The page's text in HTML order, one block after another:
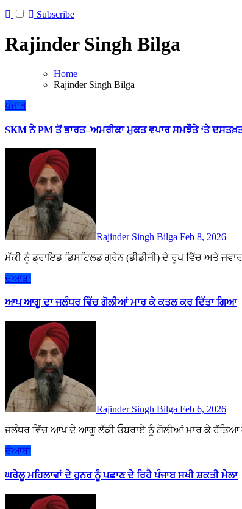
Subscribe
Rajinder Singh Bilga
Home
Rajinder Singh Bilga
ਪੰਜਾਬ
SKM ਨੇ PM ਤੋਂ ਭਾਰਤ–ਅਮਰੀਕਾ ਮੁਕਤ ਵਪਾਰ ਸਮਝੌਤੇ ‘ਤੇ
Rajinder Singh Bilga Feb 8, 2026
ਮੱਕੀ ਨੂੰ ਡ੍ਰਾਇਡ ਡਿਸਟਿਲਡ ਗ੍ਰੇਨ (ਡੀਡੀਜੀ) ਦੇ ਰੂਪ ਵਿੱਚ ਅਤੇ
ਦੋਆਬਾ
ਆਪ ਆਗੂ ਦਾ ਜਲੰਧਰ ਵਿੱਚ ਗੋਲੀਆਂ ਮਾਰ ਕੇ ਕਤਲ ਕਰ ਦਿੱਤਾ ਗਿਆ
Rajinder Singh Bilga Feb 6, 2026
ਜਲੰਧਰ ਵਿੱਚ ਆਪ ਦੇ ਆਗੂ ਲੱਕੀ ਓਬਰਾਏ ਨੂੰ ਗੋਲੀਆਂ ਮਾਰ ਕੇ
ਦੋਆਬਾ
ਘਰੇਲੂ ਮਹਿਲਾਵਾਂ ਦੇ ਹੁਨਰ ਨੂੰ ਪਛਾਣ ਦੇ ਰਿਹੈ ਪੰਜਾਬ ਸਖੀ ਸ਼ਕਤੀ ਮੇਲਾ